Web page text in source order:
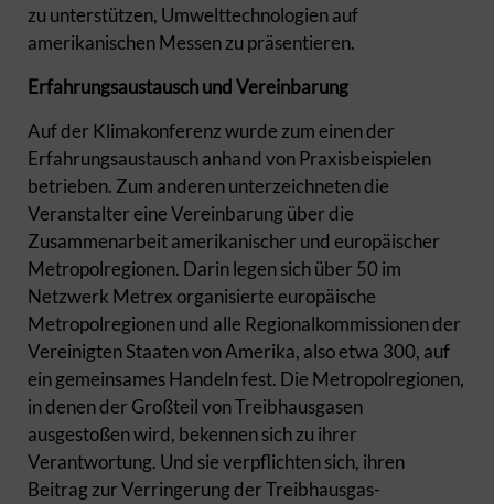
zu unterstützen, Umwelttechnologien auf
amerikanischen Messen zu präsentieren.
Erfahrungsaustausch und Vereinbarung
Auf der Klimakonferenz wurde zum einen der
Erfahrungsaustausch anhand von Praxisbeispielen
betrieben. Zum anderen unterzeichneten die
Veranstalter eine Vereinbarung über die
Zusammenarbeit amerikanischer und europäischer
Metropolregionen. Darin legen sich über 50 im
Netzwerk Metrex organisierte europäische
Metropolregionen und alle Regionalkommissionen der
Vereinigten Staaten von Amerika, also etwa 300, auf
ein gemeinsames Handeln fest. Die Metropolregionen,
in denen der Großteil von Treibhausgasen
ausgestoßen wird, bekennen sich zu ihrer
Verantwortung. Und sie verpflichten sich, ihren
Beitrag zur Verringerung der Treibhausgas-